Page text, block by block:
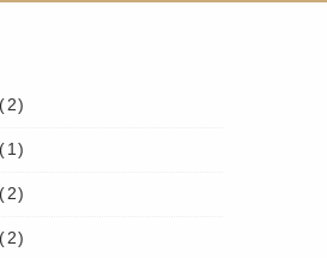
(2)
(1)
(2)
(2)